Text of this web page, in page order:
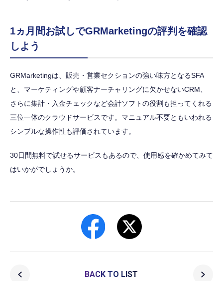
1ヵ月間お試しでGRMarketingの評判を確認
しよう
GRMarketingは、販売・営業セクションの強い味方となるSFA
と、マーケティングや顧客ナーチャリングに欠かせないCRM、
さらに集計・入金チェックなど会計ソフトの役割も担ってくれる
三位一体のクラウドサービスです。マニュアル不要ともいわれる
シンプルな操作性も評価されています。
30日間無料で試せるサービスもあるので、使用感を確かめてみて
はいかがでしょうか。
BACK TO LIST